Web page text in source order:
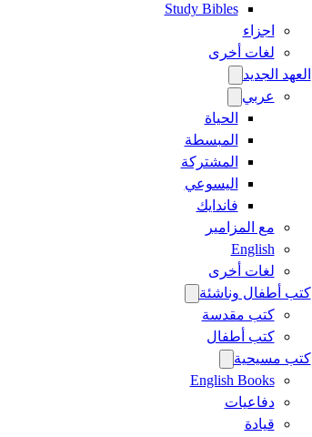
Study Bibles
اجزاء
لغات أخرى
العهد الجديد
عربي
الحياة
المبسطة
المشتركة
اليسوعي
فاندايك
مع المزامير
English
لغات أخرى
كتب أطفال وناشئة
كتب مقدسة
كتب أطفال
كتب مسيحية
English Books
دفاعيات
قيادة